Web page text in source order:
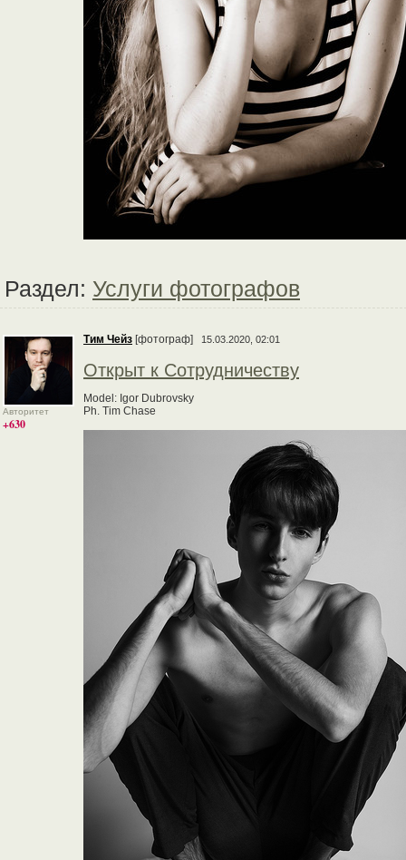
Раздел: Услуги фотографов
Авторитет
+630
Тим Чейз [фотограф] 15.03.2020, 02:01
Открыт к Сотрудничеству
Model: Igor Dubrovsky
Ph. Tim Chase